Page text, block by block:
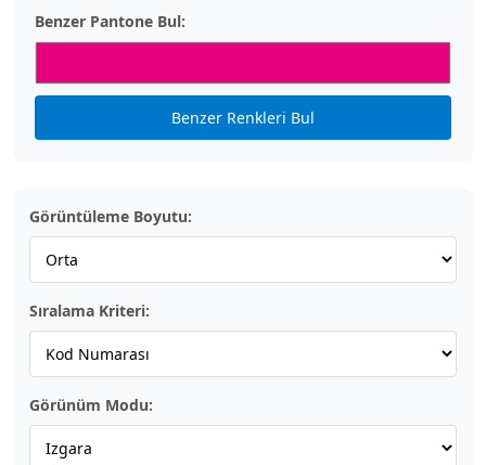
Benzer Pantone Bul:
Benzer Renkleri Bul
Görüntüleme Boyutu:
Sıralama Kriteri:
Görünüm Modu: